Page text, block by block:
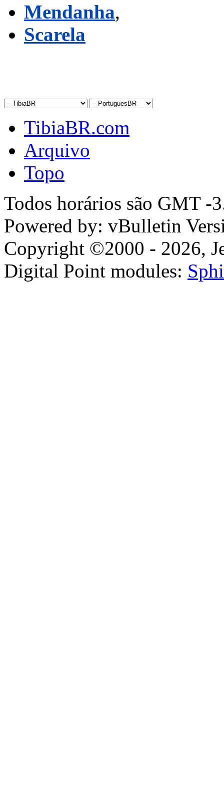
Mendanha,
Scarela
TibiaBR.com
Arquivo
Topo
Todos horários são GMT -
Powered by: vBulletin
Copyright ©2000 - 2026,
Digital Point modules: